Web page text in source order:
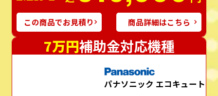
この商品でお見積り 商品詳細はこちら
7万円補助金対応機種
パナソニック エコキュート